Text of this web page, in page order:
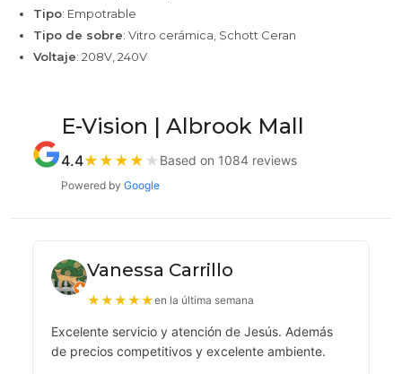
Tipo: Empotrable
Tipo de sobre: Vitro cerámica, Schott Ceran
Voltaje: 208V, 240V
E-Vision | Albrook Mall
4.4★ ★ ★ ★ ★ Based on 1084 reviews
Powered by Google
Vanessa Carrillo
★★★★★en la última semana
Excelente servicio y atención de Jesús. Además
de precios competitivos y excelente ambiente.